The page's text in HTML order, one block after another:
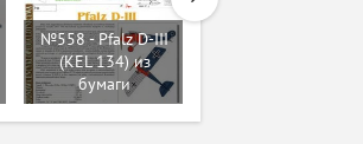
№558 - Pfalz D-III
(KEL 134) из
бумаги